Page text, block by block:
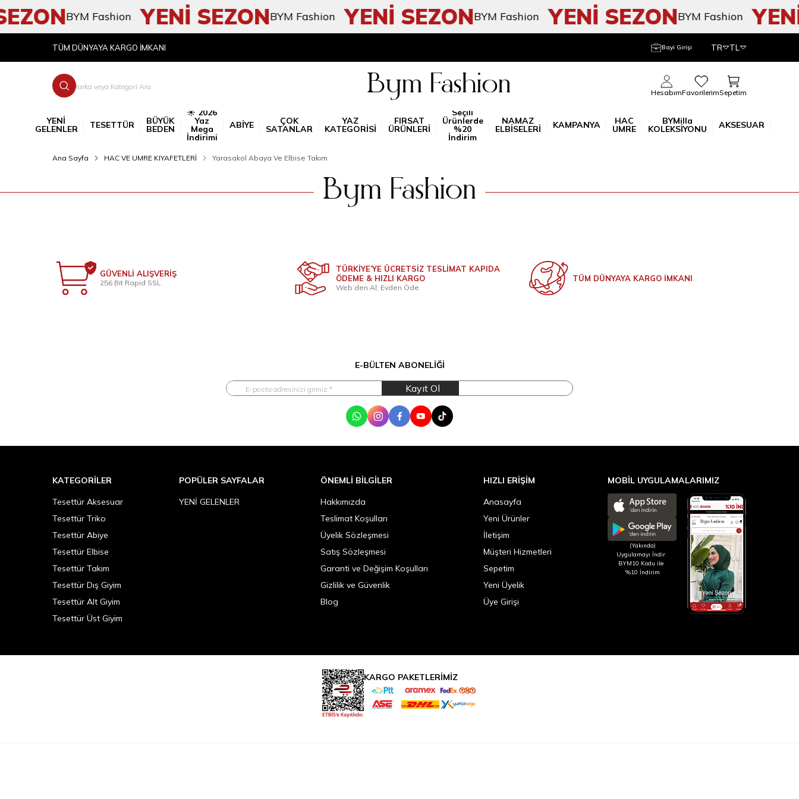
BYM Fashion YENİ SEZONBYM Fashion YENİ SEZONBYM Fashion YENİ SEZONBYM Fashion YENİ
TÜM DÜNYAYA KARGO İMKANI Bayi Girişi TR TL
HesabımFavorilerimSepetim
YENİ
GELENLER TESETTÜR BÜYÜK
BEDEN
☀️ 2026
Yaz
Mega
İndirimi
ABİYE ÇOK
SATANLAR
YAZ
KATEGORİSİ
FIRSAT
ÜRÜNLERİ
Seçili
Ürünlerde
%20
İndirim
NAMAZ
ELBİSELERİ KAMPANYA HAC
UMRE
BYMilla
KOLEKSİYONU AKSESUAR
Ana Sayfa HAC VE UMRE KIYAFETLERİ Yarasakol Abaya Ve Elbise Takım
GÜVENLİ ALIŞVERİŞ
256 Bit Rapid SSL
TÜRKİYE’YE ÜCRETSİZ TESLİMAT KAPIDA
ÖDEME & HIZLI KARGO
Web’den Al, Evden Öde
TÜM DÜNYAYA KARGO İMKANI
E-BÜLTEN ABONELIĞI
Kayıt Ol
WhatsAppInstagramFacebookYoutubeTik Tok
KATEGORILER
Tesettür Aksesuar
Tesettür Triko
Tesettür Abiye
Tesettür Elbise
Tesettür Takım
Tesettür Dış Giyim
Tesettür Alt Giyim
Tesettür Üst Giyim
POPÜLER SAYFALAR
YENİ GELENLER
ÖNEMLI BILGILER
Hakkımızda
Teslimat Koşulları
Üyelik Sözleşmesi
Satış Sözleşmesi
Garanti ve Değişim Koşulları
Gizlilik ve Güvenlik
Blog
HIZLI ERIŞIM
Anasayfa
Yeni Ürünler
İletişim
Müşteri Hizmetleri
Sepetim
Yeni Üyelik
Üye Girişi
MOBİL UYGULAMALARIMIZ
(Yakında)
Uygulamayı İndir
BYM10 Kodu ile
%10 İndirim
KARGO PAKETLERİMİZ